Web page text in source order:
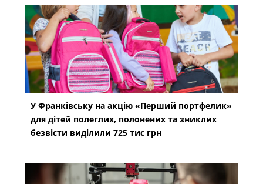
У Франківську на акцію «Перший портфелик»
для дітей полеглих, полонених та зниклих
безвісти виділили 725 тис грн